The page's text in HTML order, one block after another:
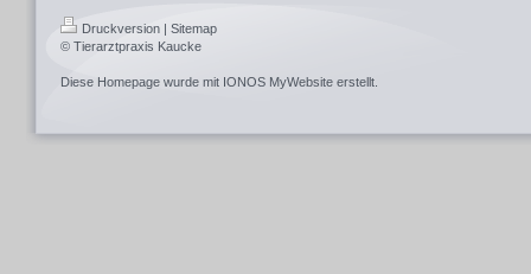
Druckversion | Sitemap
© Tierarztpraxis Kaucke
Diese Homepage wurde mit IONOS MyWebsite erstellt.